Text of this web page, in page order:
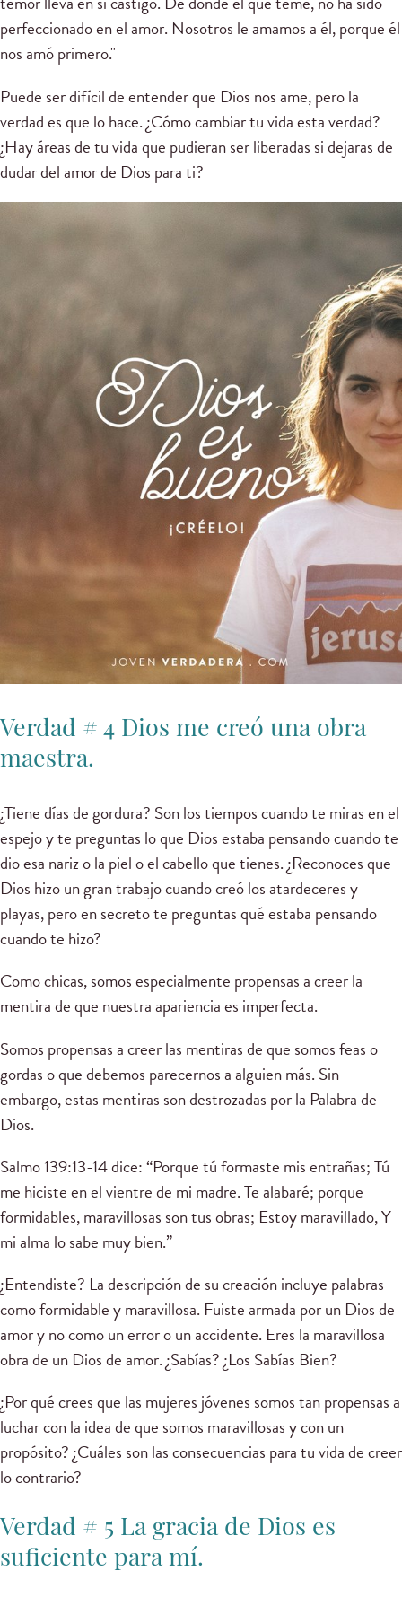
perfeccionado en el amor. Nosotros le amamos a él, porque él
nos amó primero."
Puede ser difícil de entender que Dios nos ame, pero la
verdad es que lo hace. ¿Cómo cambiar tu vida esta verdad?
¿Hay áreas de tu vida que pudieran ser liberadas si dejaras de
dudar del amor de Dios para ti?
Verdad # 4 Dios me creó una obra
maestra.
¿Tiene días de gordura? Son los tiempos cuando te miras en el
espejo y te preguntas lo que Dios estaba pensando cuando te
dio esa nariz o la piel o el cabello que tienes. ¿Reconoces que
Dios hizo un gran trabajo cuando creó los atardeceres y
playas, pero en secreto te preguntas qué estaba pensando
cuando te hizo?
Como chicas, somos especialmente propensas a creer la
mentira de que nuestra apariencia es imperfecta.
Somos propensas a creer las mentiras de que somos feas o
gordas o que debemos parecernos a alguien más. Sin
embargo, estas mentiras son destrozadas por la Palabra de
Dios.
Salmo 139:13-14 dice: “Porque tú formaste mis entrañas; Tú
me hiciste en el vientre de mi madre. Te alabaré; porque
formidables, maravillosas son tus obras; Estoy maravillado, Y
mi alma lo sabe muy bien.”
¿Entendiste? La descripción de su creación incluye palabras
como formidable y maravillosa. Fuiste armada por un Dios de
amor y no como un error o un accidente. Eres la maravillosa
obra de un Dios de amor. ¿Sabías? ¿Los Sabías Bien?
¿Por qué crees que las mujeres jóvenes somos tan propensas a
luchar con la idea de que somos maravillosas y con un
propósito? ¿Cuáles son las consecuencias para tu vida de creer
lo contrario?
Verdad # 5 La gracia de Dios es
suﬁciente para mí.